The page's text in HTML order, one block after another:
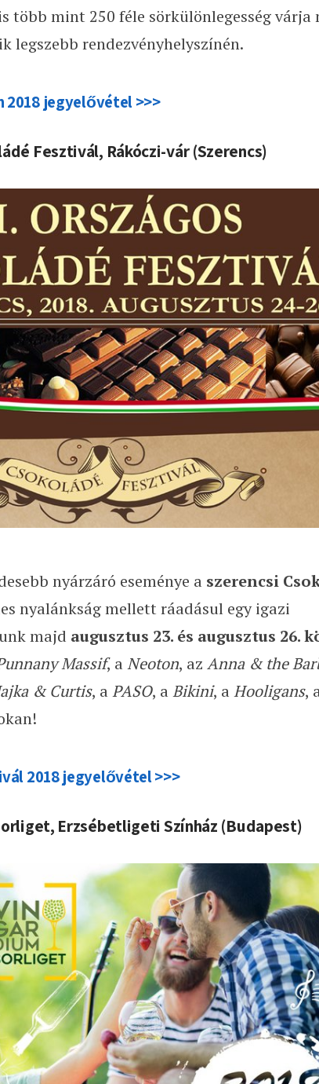
több mint 250 féle sörkülönlegesség várja
legszebb rendezvényhelyszínén.
2018 jegyelővétel >>>
Fesztivál, Rákóczi-vár (Szerencs)
nyárzáró eseménye a szerencsi
nyalánkság mellett ráadásul egy igazi
majd augusztus 23. és augusztus 26.
Massif, a Neoton, az Anna & the
& Curtis, a PASO, a Bikini, a Hooligans,
2018 jegyelővétel >>>
Erzsébetligeti Színház (Budapest)